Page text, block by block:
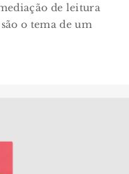
de leitura
o tema de um